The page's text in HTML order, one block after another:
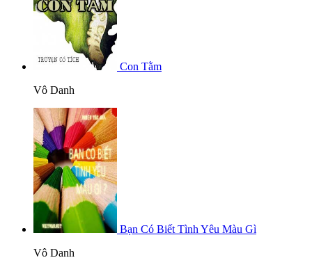
Con Tằm
Vô Danh
Bạn Có Biết Tình Yêu Màu Gì
Vô Danh